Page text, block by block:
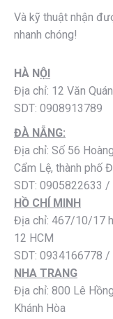
Và kỹ thuật nhận
nhanh chóng!
HÀ NỘI
Địa chỉ: 12 Văn
SDT: 0908913789
ĐÀ NẴNG:
Địa chỉ: Số 56
Cẩm Lệ, thành phố
SDT: 0905822633
HỒ CHÍ MINH
Địa chỉ: 467/10/17
12 HCM
SDT: 0934166778
NHA TRANG
Địa chỉ: 800 Lê
Khánh Hòa